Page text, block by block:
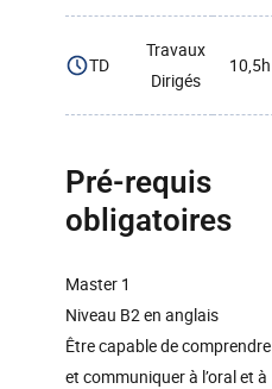
TD
Travaux
Dirigés
10,5h
Pré-requis
obligatoires
Master 1
Niveau B2 en anglais
Être capable de comprendre
et communiquer à l’oral et à